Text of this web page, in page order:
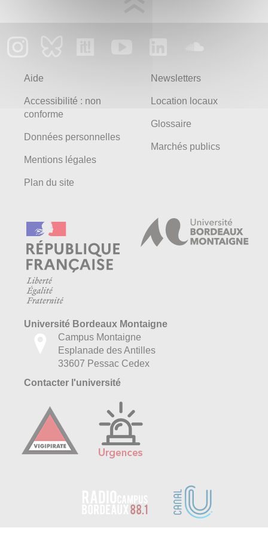
Aide
Accessibilité : non
conforme
Données personnelles
Mentions légales
Plan du site
Newsletters
Location locaux
Glossaire
Marchés publics
Université Bordeaux Montaigne
Campus Montaigne
Esplanade des Antilles
33607 Pessac Cedex
Contacter l'université